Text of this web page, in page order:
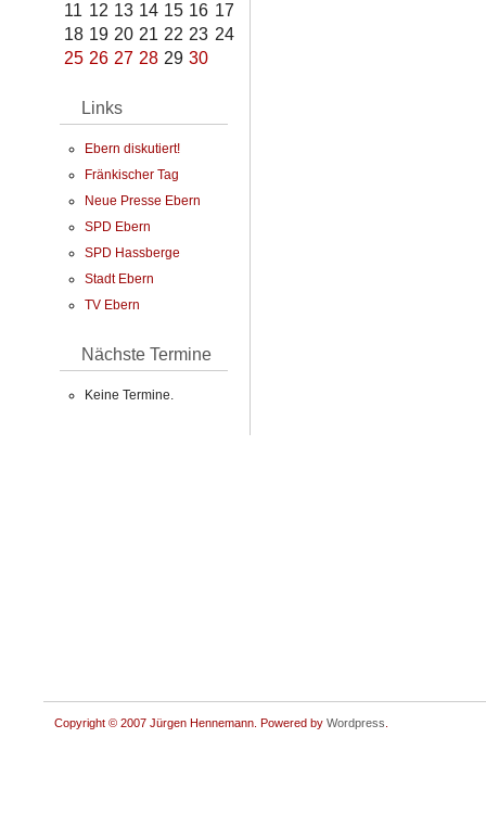
11 12 13 14 15 16 17
18 19 20 21 22 23 24
25 26 27 28 29 30
Links
Ebern diskutiert!
Fränkischer Tag
Neue Presse Ebern
SPD Ebern
SPD Hassberge
Stadt Ebern
TV Ebern
Nächste Termine
Keine Termine.
Copyright © 2007 Jürgen Hennemann. Powered by Wordpress